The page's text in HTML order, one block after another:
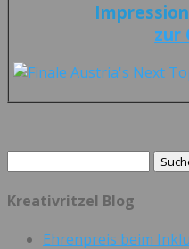
zur
nach:
Kreativritzel Blog
Ehrenpreis beim